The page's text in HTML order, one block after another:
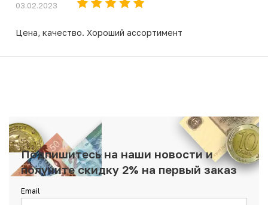
03.02.2023
Цена, качество. Хороший ассортимент
Подпишитесь на наши новости и
получите скидку 2% на первый заказ
Email